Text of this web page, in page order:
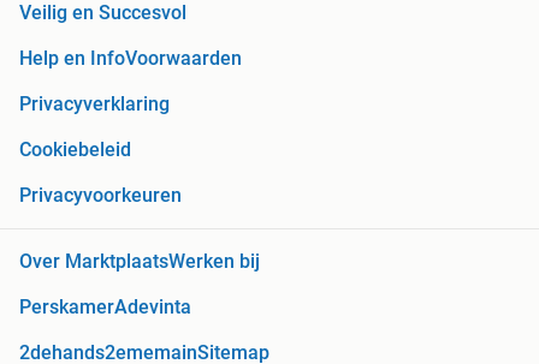
Veilig en Succesvol
Help en InfoVoorwaarden
Privacyverklaring
Cookiebeleid
Privacyvoorkeuren
Over MarktplaatsWerken bij
PerskamerAdevinta
2dehands2ememainSitemap